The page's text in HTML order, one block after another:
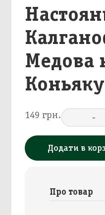
Медова
149 грн. -
Додати в
Про товар